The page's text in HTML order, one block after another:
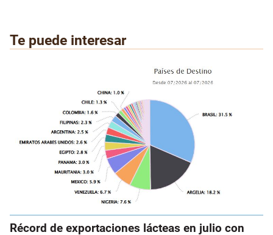
Te puede interesar
Récord de exportaciones lácteas en julio con